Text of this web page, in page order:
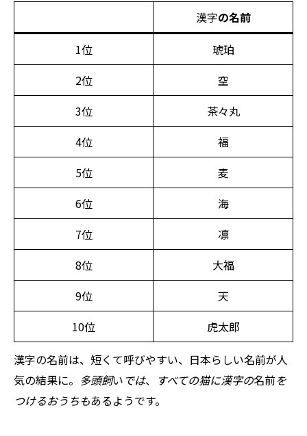
漢字の名前
1位
琥珀
2位
空
3位
茶々丸
4位
福
5位
麦
6位
海
7位
凛
8位
大福
9位
天
10位
虎太郎
漢字の名前は、短くて呼びやすい、日本らしい名前が人
気の結果に。 多頭飼いでは、 すべての猫に漢字の名前を
つけるおうちもあるようです。